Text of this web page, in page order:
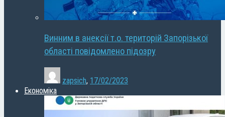
Винним в анексії т.о. територій Запорізької
області повідомлено підозру
zapsich, 17/02/2023
Економіка